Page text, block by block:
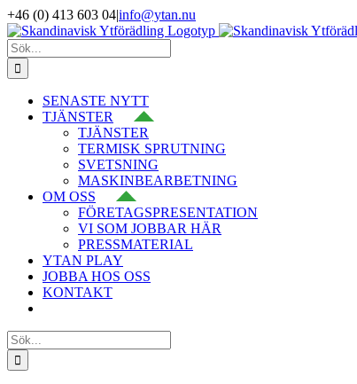
Fortsätt
till
innehållet
+46 (0) 413 603 04|info@ytan.nu
LinkedIn
YouTube
Instagram
Facebook
X
Sök
efter:
SENASTE NYTT
TJÄNSTER
TJÄNSTER
TERMISK SPRUTNING
SVETSNING
MASKINBEARBETNING
OM OSS
FÖRETAGSPRESENTATION
VI SOM JOBBAR HÄR
PRESSMATERIAL
YTAN PLAY
JOBBA HOS OSS
KONTAKT
Sök
efter: